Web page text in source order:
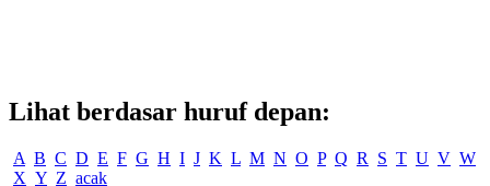
Lihat berdasar huruf depan:
A B C D E F G H I J K L M N O P Q R S T U V W
X Y Z acak